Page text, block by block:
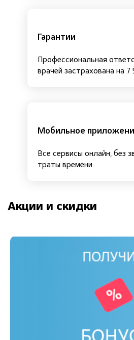
Гарантии
Профессиональная
врачей застрахована на
Мобильное
Все сервисы онлайн, без
траты времени
Акции и скидки